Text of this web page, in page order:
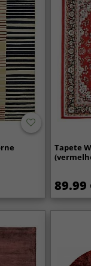
Tapete
89.99